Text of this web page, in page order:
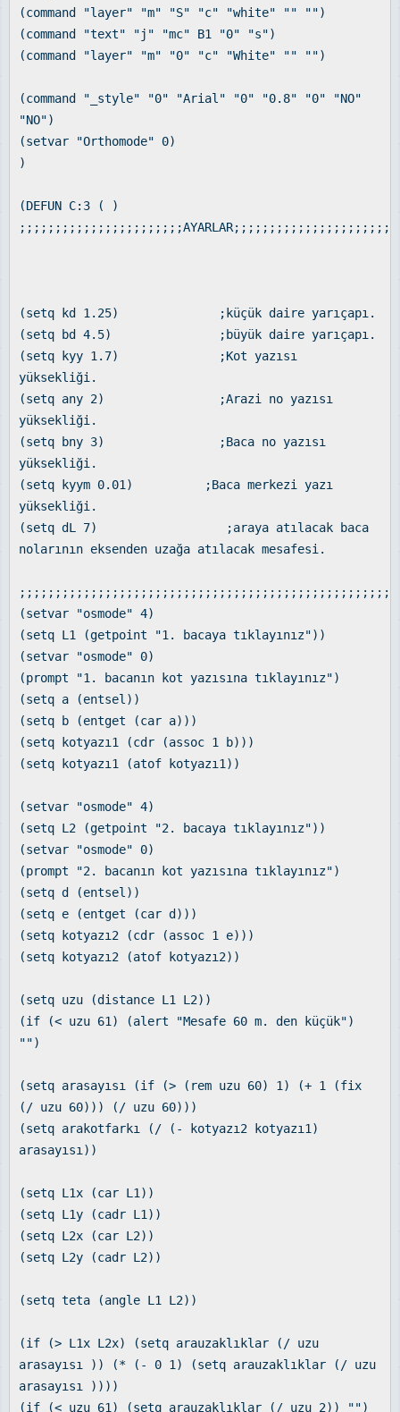
(command "layer" "m" "S" "c" "white" "" "")
(command "text" "j" "mc" B1 "0" "s")
(command "layer" "m" "0" "c" "White" "" "")
(command "_style" "0" "Arial" "0" "0.8" "0" "NO"
"NO")
(setvar "Orthomode" 0)
)
(DEFUN C:3 ( )
(setq kd 1.25) ;küçük daire yarıçapı.
(setq bd 4.5) ;büyük daire yarıçapı.
(setq kyy 1.7) ;Kot yazısı
yüksekliği.
(setq any 2) ;Arazi no yazısı
yüksekliği.
(setq bny 3) ;Baca no yazısı
yüksekliği.
(setq kyym 0.01) ;Baca merkezi yazı
yüksekliği.
(setq dL 7) ;araya atılacak baca
nolarının eksenden uzağa atılacak mesafesi.
(setvar "osmode" 4)
(setq L1 (getpoint "1. bacaya tıklayınız"))
(setvar "osmode" 0)
(prompt "1. bacanın kot yazısına tıklayınız")
(setq a (entsel))
(setq b (entget (car a)))
(setq kotyazı1 (cdr (assoc 1 b)))
(setq kotyazı1 (atof kotyazı1))
(setvar "osmode" 4)
(setq L2 (getpoint "2. bacaya tıklayınız"))
(setvar "osmode" 0)
(prompt "2. bacanın kot yazısına tıklayınız")
(setq d (entsel))
(setq e (entget (car d)))
(setq kotyazı2 (cdr (assoc 1 e)))
(setq kotyazı2 (atof kotyazı2))
(setq uzu (distance L1 L2))
(if (< uzu 61) (alert "Mesafe 60 m. den küçük")
"")
(setq arasayısı (if (> (rem uzu 60) 1) (+ 1 (fix
(/ uzu 60))) (/ uzu 60)))
(setq arakotfarkı (/ (- kotyazı2 kotyazı1)
arasayısı))
(setq L1x (car L1))
(setq L1y (cadr L1))
(setq L2x (car L2))
(setq L2y (cadr L2))
(setq teta (angle L1 L2))
(if (> L1x L2x) (setq arauzaklıklar (/ uzu
arasayısı )) (* (- 0 1) (setq arauzaklıklar (/ uzu
arasayısı ))))
(if (< uzu 61) (setq arauzaklıklar (/ uzu 2)) "")